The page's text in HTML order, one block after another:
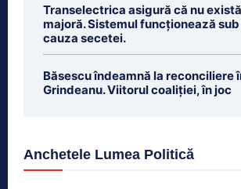
Transelectrica asigură că nu
majoră. Sistemul funcționează
cauza secetei.
Băsescu îndeamnă la reconciliere
Grindeanu. Viitorul coaliției, în joc
Anchetele Lumea Politică